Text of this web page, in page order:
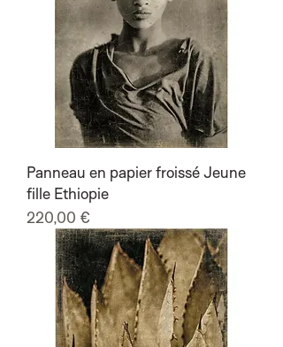
Panneau en papier froissé Jeune
fille Ethiopie
Prix
220,00 €